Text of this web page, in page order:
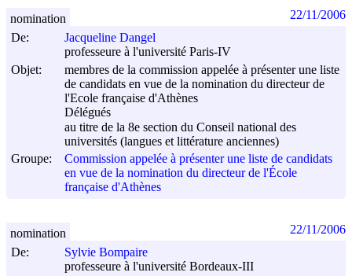
De:
Jacqueline Dangel
professeure à l'université Paris-IV
Objet:
membres de la commission appelée à présenter une liste
de candidats en vue de la nomination du directeur de
l'Ecole française d'Athènes
Délégués
au titre de la 8e section du Conseil national des
universités (langues et littérature anciennes)
Groupe:
Commission appelée à présenter une liste de candidats
en vue de la nomination du directeur de l'École
française d'Athènes
nomination 22/11/2006
De:
Sylvie Bompaire
professeure à l'université Bordeaux-III
nomination 22/11/2006